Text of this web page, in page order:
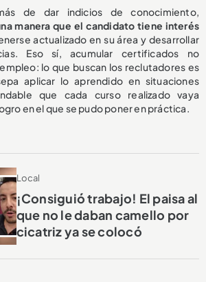
de dar indicios de conocimiento,
manera que el candidato tiene interés
actualizado en su área y desarrollar
Eso sí, acumular certificados no
lo que buscan los reclutadores es
aplicar lo aprendido en situaciones
que cada curso realizado vaya
en el que se pudo poner en práctica.
Local
¡Consiguió trabajo! El paisa al
que no le daban camello por
cicatriz ya se colocó